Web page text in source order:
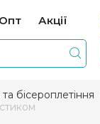
Опт Акції
бісероплетіння